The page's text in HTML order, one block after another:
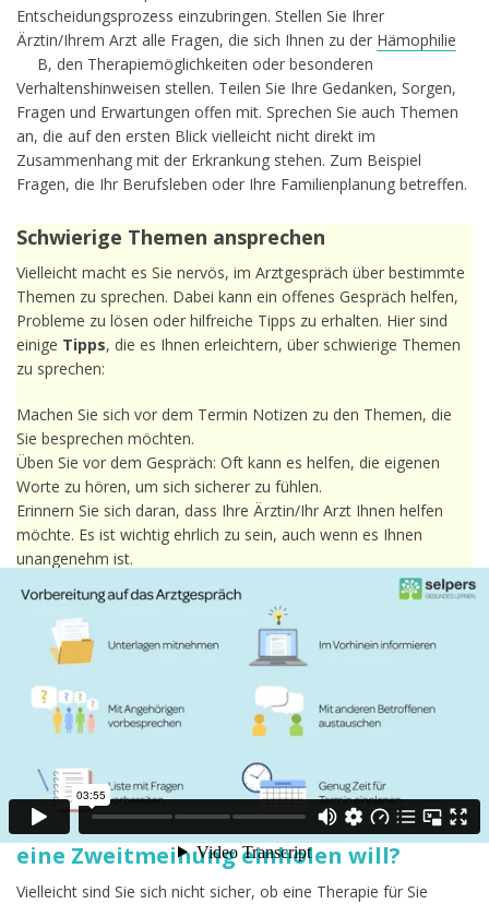
Entscheidungsprozess einzubringen. Stellen Sie Ihrer
Ärztin/Ihrem Arzt alle Fragen, die sich Ihnen zu der Hämophilie
B, den Therapiemöglichkeiten oder besonderen
Verhaltenshinweisen stellen. Teilen Sie Ihre Gedanken, Sorgen,
Fragen und Erwartungen offen mit. Sprechen Sie auch Themen
an, die auf den ersten Blick vielleicht nicht direkt im
Zusammenhang mit der Erkrankung stehen. Zum Beispiel
Fragen, die Ihr Berufsleben oder Ihre Familienplanung betreffen.
Schwierige Themen ansprechen
Vielleicht macht es Sie nervös, im Arztgespräch über bestimmte
Themen zu sprechen. Dabei kann ein offenes Gespräch helfen,
Probleme zu lösen oder hilfreiche Tipps zu erhalten. Hier sind
einige Tipps, die es Ihnen erleichtern, über schwierige Themen
zu sprechen:
Machen Sie sich vor dem Termin Notizen zu den Themen, die
Sie besprechen möchten.
Üben Sie vor dem Gespräch: Oft kann es helfen, die eigenen
Worte zu hören, um sich sicherer zu fühlen.
Erinnern Sie sich daran, dass Ihre Ärztin/Ihr Arzt Ihnen helfen
möchte. Es ist wichtig ehrlich zu sein, auch wenn es Ihnen
unangenehm ist.
beschreiben, desto besser versteht Ihre Ärztin/Ihr Arzt Ihre
Situation und kann Ihnen besser helfen. Verwenden Sie klare und
präzise Sprache und vermeiden Sie medizinische Fachbegriffe,
Bitten Sie um eine Umgebung, in der Sie sich wohl fühlen.
Vielleicht finden Sie es schwierig in der Sprechstunde über
Termin nur für das Gespräch vereinbaren.
Was sollte ich besprechen, wenn ich
eine Zweitmeinung einholen will?
Vielleicht sind Sie sich nicht sicher, ob eine Therapie für Sie